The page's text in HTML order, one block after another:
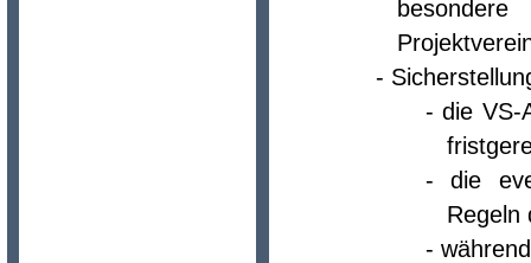
-
- die VS-
- die
Regeln
-